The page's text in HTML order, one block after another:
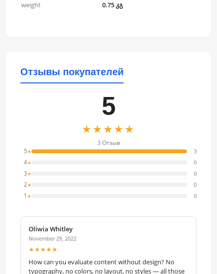
weight
0.75 კგ
Отзывы покупателей
5
★★★★★
3 Отзыв
5★ 3
4★ 0
3★ 0
2★ 0
1 ★ 0
Oliwia Whitley
November 29, 2022
★★★★★
How can you evaluate content without design? No
typography, no colors, no layout, no styles — all those